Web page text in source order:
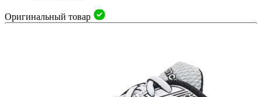
Оригинальный товар